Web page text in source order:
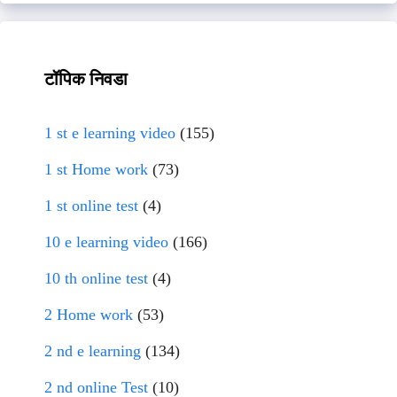
टॉपिक निवडा
1 st e learning video (155)
1 st Home work (73)
1 st online test (4)
10 e learning video (166)
10 th online test (4)
2 Home work (53)
2 nd e learning (134)
2 nd online Test (10)